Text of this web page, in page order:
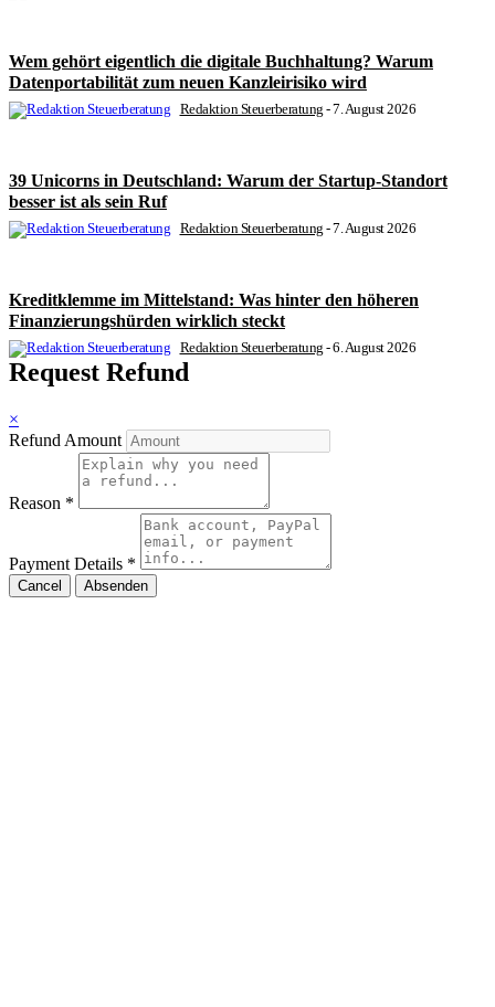
Wem gehört eigentlich die digitale Buchhaltung? Warum
Datenportabilität zum neuen Kanzleirisiko wird
Redaktion Steuerberatung -7. August 2026
39 Unicorns in Deutschland: Warum der Startup-Standort
besser ist als sein Ruf
Redaktion Steuerberatung -7. August 2026
Kreditklemme im Mittelstand: Was hinter den höheren
Finanzierungshürden wirklich steckt
Redaktion Steuerberatung -6. August 2026
Request Refund
×
Refund Amount
Reason *
Payment Details *
Cancel Absenden